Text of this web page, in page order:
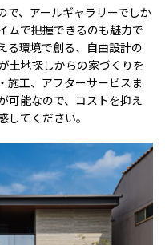
で、アールギャラリーでしか
ムで把握できるのも魅力で
る環境で創る、自由設計の
土地探しからの家づくりを
施工、アフターサービスま
可能なので、コストを抑え
てください。